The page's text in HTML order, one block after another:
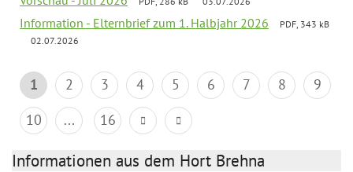
Information - Elternbrief zum 1. Halbjahr 2026
PDF, 343 kB
02.07.2026
1 2 3 4 5 6 7 8
9
10
... 16
Informationen aus dem Hort Brehna